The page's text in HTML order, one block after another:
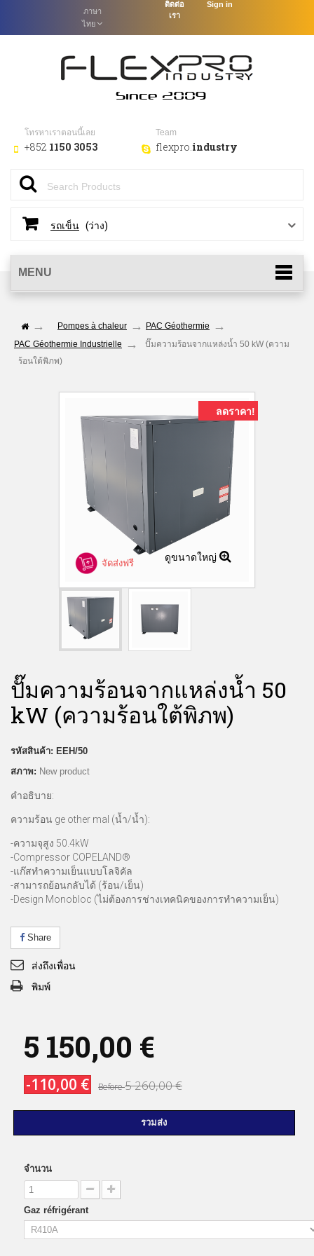
Sign in
ภาษา
ไทย
ติดต่อ
เรา
โทรหาเราตอนนี้เลย
+852 1150 3053
Team
flexpro.industry
รถเข็น (ว่าง)
MENU
Pompes à chaleur
PAC Géothermie
PAC Géothermie Industrielle
ปั๊มความร้อนจากแหล่งน้ำ 50 kW (ความ
ร้อนใต้พิภพ)
ลดราคา!
ดูขนาดใหญ่
จัดส่งฟรี
ปั๊มความร้อนจากแหล่งน้ำ 50
kW (ความร้อนใต้พิภพ)
รหัสสินค้า: EEH/50
สภาพ: New product
คำอธิบาย:
ความร้อน ge other mal (น้ำ/น้ำ):
-ความจุสูง 50.4kW
-Compressor COPELAND®
-แก๊สทำความเย็นแบบโลจิคัล
-สามารถย้อนกลับได้ (ร้อน/เย็น)
-Design Monobloc (ไม่ต้องการช่างเทคนิคของการทำความเย็น)
Share
ส่งถึงเพื่อน
พิมพ์
5 150,00 €
-110,00 € Before5 260,00 €
รวมส่ง
จำนวน
Gaz réfrigérant